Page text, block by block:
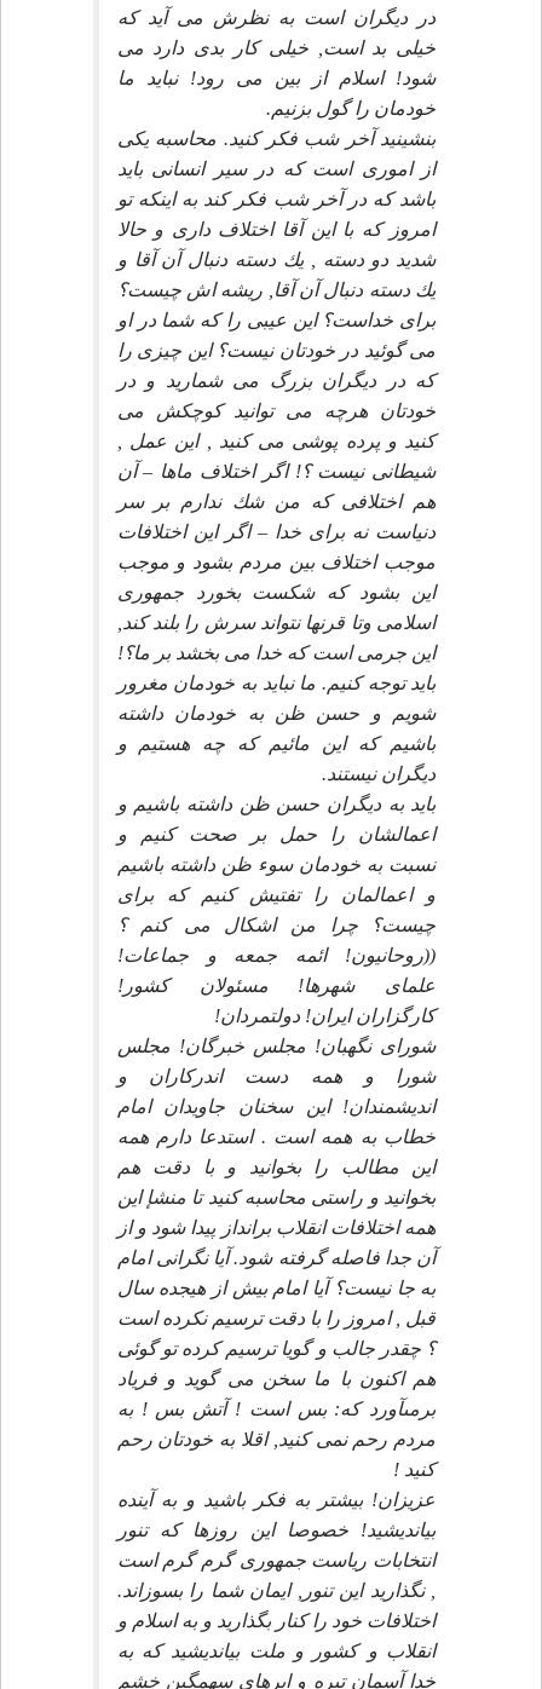
در ديگران است به نظرش مى آيد كه
خيلى بد است, خيلى كار بدى دارد مى
شود! اسلام از بين مى رود! نبايد ما
خودمان را گول بزنيم.
بنشينيد آخر شب فكر كنيد. محاسبه يكى
از امورى است كه در سير انسانى بايد
باشد كه در آخر شب فكر كند به اينكه تو
امروز كه با اين آقا اختلاف دارى و حالا
شديد دو دسته , يك دسته دنبال آن آقا و
يك دسته دنبال آن آقا, ريشه اش چيست؟
براى خداست؟ اين عيبى را كه شما در او
مى گوئيد در خودتان نيست؟ اين چيزى را
كه در ديگران بزرگ مى شماريد و در
خودتان هرچه مى توانيد كوچكش مى
كنيد و پرده پوشى مى كنيد , اين عمل ,
شيطانى نيست ؟! اگر اختلاف ماها – آن
هم اختلافى كه من شك ندارم بر سر
دنياست نه براى خدا – اگر اين اختلافات
موجب اختلاف بين مردم بشود و موجب
اين بشود كه شكست بخورد جمهورى
اسلامى وتا قرنها نتواند سرش را بلند كند,
اين جرمى است كه خدا مى بخشد بر ما؟!
بايد توجه كنيم. ما نبايد به خودمان مغرور
شويم و حسن ظن به خودمان داشته
باشيم كه اين مائيم كه چه هستيم و
ديگران نيستند.
بايد به ديگران حسن ظن داشته باشيم و
اعمالشان را حمل بر صحت كنيم و
نسبت به خودمان سوء ظن داشته باشيم
و اعمالمان را تفتيش كنيم كه براى
چيست؟ چرا من اشكال مى كنم ؟
((روحانيون! ائمه جمعه و جماعات!
علماى شهرها! مسئولان كشور!
كارگزاران ايران! دولتمردان!
شوراى نگهبان! مجلس خبرگان! مجلس
شورا و همه دست اندركاران و
انديشمندان! اين سخنان جاويدان امام
خطاب به همه است . استدعا دارم همه
اين مطالب را بخوانيد و با دقت هم
بخوانيد و راستى محاسبه كنيد تا منشإ اين
همه اختلافات انقلاب برانداز پيدا شود و از
آن جدا فاصله گرفته شود. آيا نگرانى امام
به جا نيست؟ آيا امام بيش از هيجده سال
قبل , امروز را با دقت ترسيم نكرده است
؟ چقدر جالب و گويا ترسيم كرده تو گوئى
هم اكنون با ما سخن مى گويد و فرياد
برمىآورد كه: بس است ! آتش بس ! به
مردم رحم نمى كنيد, اقلا به خودتان رحم
كنيد !
عزيزان! بيشتر به فكر باشيد و به آينده
بيانديشيد! خصوصا اين روزها كه تنور
انتخابات رياست جمهورى گرم گرم است
, نگذاريد اين تنور, ايمان شما را بسوزاند.
اختلافات خود را كنار بگذاريد و به اسلام و
انقلاب و كشور و ملت بيانديشيد كه به
خدا آسمان تيره و ابرهاى سهمگين خشم